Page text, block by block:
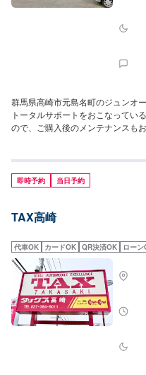
群馬県高崎市元島名町のジュンオ
トータルサポートをおこなってい
ので、ご購入後のメンテナンスも
即時予約 当日予約
TAX高崎
代車OK カードOK QR決済OK ロー